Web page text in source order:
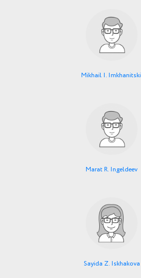
Mikhail I.
Marat R. Ingeldeev
Sayida Z. Iskhakova